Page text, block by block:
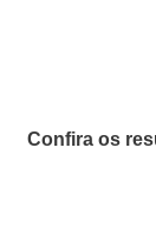
Confira os